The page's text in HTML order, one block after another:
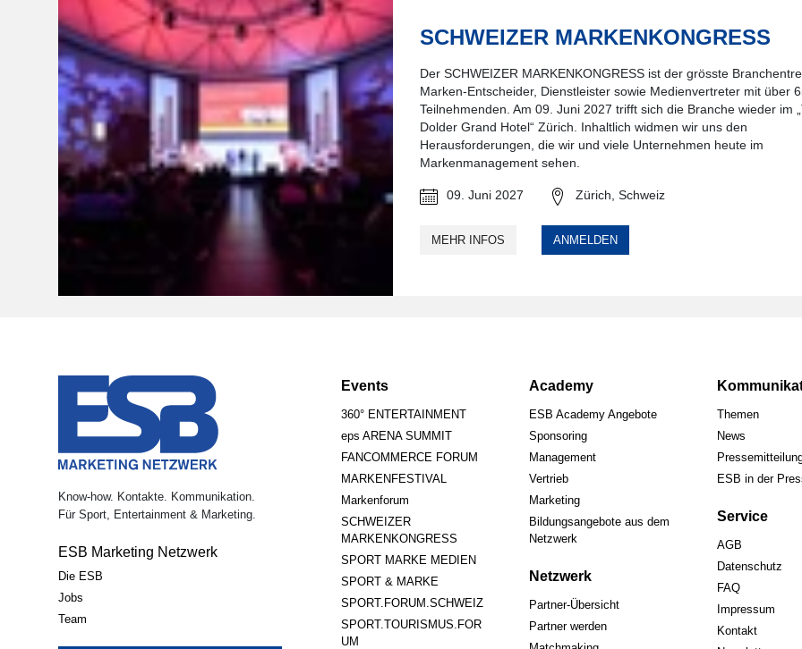
SCHWEIZER MARKENKONGRESS
Der SCHWEIZER MARKENKONGRESS ist der grösste
Marken-Entscheider, Dienstleister sowie Medienvertreter mit über
Teilnehmenden. Am 09. Juni 2027 trifft sich die Branche wieder im
Dolder Grand Hotel“ Zürich. Inhaltlich widmen wir uns den
Herausforderungen, die wir und viele Unternehmen heute im
Markenmanagement sehen.
09. Juni 2027 Zürich, Schweiz
MEHR INFOS ANMELDEN
Know-how. Kontakte. Kommunikation.
Für Sport, Entertainment & Marketing.
ESB Marketing Netzwerk
Die ESB
Jobs
Team
Events
360° ENTERTAINMENT
eps ARENA SUMMIT
FANCOMMERCE FORUM
MARKENFESTIVAL
Markenforum
SCHWEIZER
MARKENKONGRESS
SPORT MARKE MEDIEN
SPORT & MARKE
SPORT.FORUM.SCHWEIZ
SPORT.TOURISMUS.FOR
UM
Academy
ESB Academy Angebote
Sponsoring
Management
Vertrieb
Marketing
Bildungsangebote aus dem
Netzwerk
Netzwerk
Partner-Übersicht
Partner werden
Themen
News
ESB in der
Service
AGB
Datenschutz
FAQ
Impressum
Kontakt